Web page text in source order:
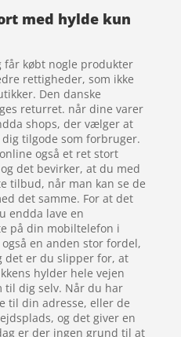
med hylde kun
købt nogle produkter
rettigheder, som ikke
Den danske
returret. når dine varer
shops, der vælger at
tilgode som forbruger.
også et ret stort
det bevirker, at du med
tilbud, når man kan se de
det samme. For at det
endda lave en
på din mobiltelefon i
en anden stor fordel,
det er du slipper for, at
hylder hele vejen
til dig selv. Når du har
til din adresse, eller de
og det giver en
er der ingen grund til at